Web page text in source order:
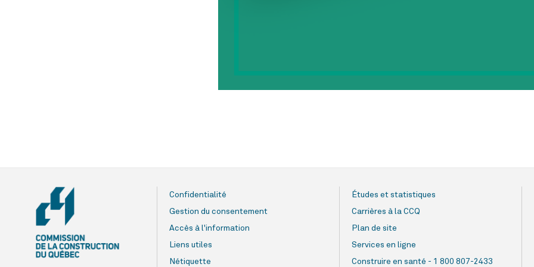
Confidentialité
Gestion du consentement
Accès à l'information
Liens utiles
Nétiquette
Études et statistiques
Carrières à la CCQ
Plan de site
Services en ligne
Construire en santé - 1 800 807-2433